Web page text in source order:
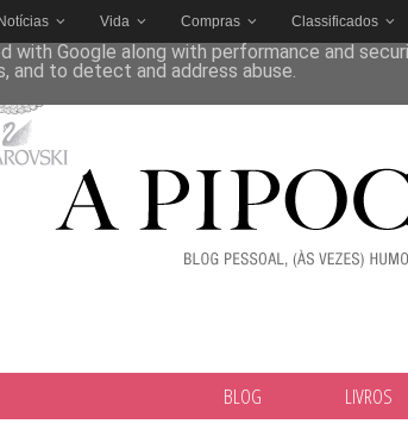
Notícias Vida Compras Classificados
BLOG LIVROS
cookies from Google to deliver its
with Google along with performance and
and to detect and address abuse.